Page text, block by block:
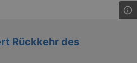
Rückkehr des